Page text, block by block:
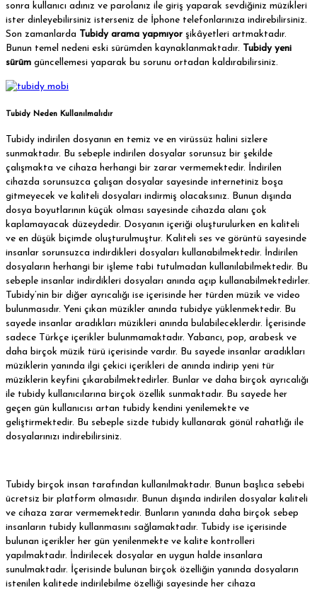
sonra kullanıcı adınız ve parolanız ile giriş yaparak sevdiğiniz müzikleri
ister dinleyebilirsiniz isterseniz de İphone telefonlarınıza indirebilirsiniz.
Son zamanlarda Tubidy arama yapmıyor şikâyetleri artmaktadır.
Bunun temel nedeni eski sürümden kaynaklanmaktadır. Tubidy yeni
sürüm güncellemesi yaparak bu sorunu ortadan kaldırabilirsiniz.
Tubidy Neden Kullanılmalıdır
Tubidy indirilen dosyanın en temiz ve en virüssüz halini sizlere
sunmaktadır. Bu sebeple indirilen dosyalar sorunsuz bir şekilde
çalışmakta ve cihaza herhangi bir zarar vermemektedir. İndirilen
cihazda sorunsuzca çalışan dosyalar sayesinde internetiniz boşa
gitmeyecek ve kaliteli dosyaları indirmiş olacaksınız. Bunun dışında
dosya boyutlarının küçük olması sayesinde cihazda alanı çok
kaplamayacak düzeydedir. Dosyanın içeriği oluşturulurken en kaliteli
ve en düşük biçimde oluşturulmuştur. Kaliteli ses ve görüntü sayesinde
insanlar sorunsuzca indirdikleri dosyaları kullanabilmektedir. İndirilen
dosyaların herhangi bir işleme tabi tutulmadan kullanılabilmektedir. Bu
sebeple insanlar indirdikleri dosyaları anında açıp kullanabilmektedirler.
Tubidy’nin bir diğer ayrıcalığı ise içerisinde her türden müzik ve video
bulunmasıdır. Yeni çıkan müzikler anında tubidye yüklenmektedir. Bu
sayede insanlar aradıkları müzikleri anında bulabileceklerdir. İçerisinde
sadece Türkçe içerikler bulunmamaktadır. Yabancı, pop, arabesk ve
daha birçok müzik türü içerisinde vardır. Bu sayede insanlar aradıkları
müziklerin yanında ilgi çekici içerikleri de anında indirip yeni tür
müziklerin keyfini çıkarabilmektedirler. Bunlar ve daha birçok ayrıcalığı
ile tubidy kullanıcılarına birçok özellik sunmaktadır. Bu sayede her
geçen gün kullanıcısı artan tubidy kendini yenilemekte ve
geliştirmektedir. Bu sebeple sizde tubidy kullanarak gönül rahatlığı ile
dosyalarınızı indirebilirsiniz.
Tubidy birçok insan tarafından kullanılmaktadır. Bunun başlıca sebebi
ücretsiz bir platform olmasıdır. Bunun dışında indirilen dosyalar kaliteli
ve cihaza zarar vermemektedir. Bunların yanında daha birçok sebep
insanların tubidy kullanmasını sağlamaktadır. Tubidy ise içerisinde
bulunan içerikler her gün yenilenmekte ve kalite kontrolleri
yapılmaktadır. İndirilecek dosyalar en uygun halde insanlara
sunulmaktadır. İçerisinde bulunan birçok özelliğin yanında dosyaların
istenilen kalitede indirilebilme özelliği sayesinde her cihaza